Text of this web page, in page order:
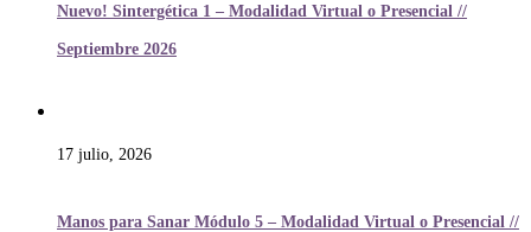
Nuevo! Sintergética 1 – Modalidad Virtual o Presencial //
Septiembre 2026
17 julio, 2026
Manos para Sanar Módulo 5 – Modalidad Virtual o Presencial //